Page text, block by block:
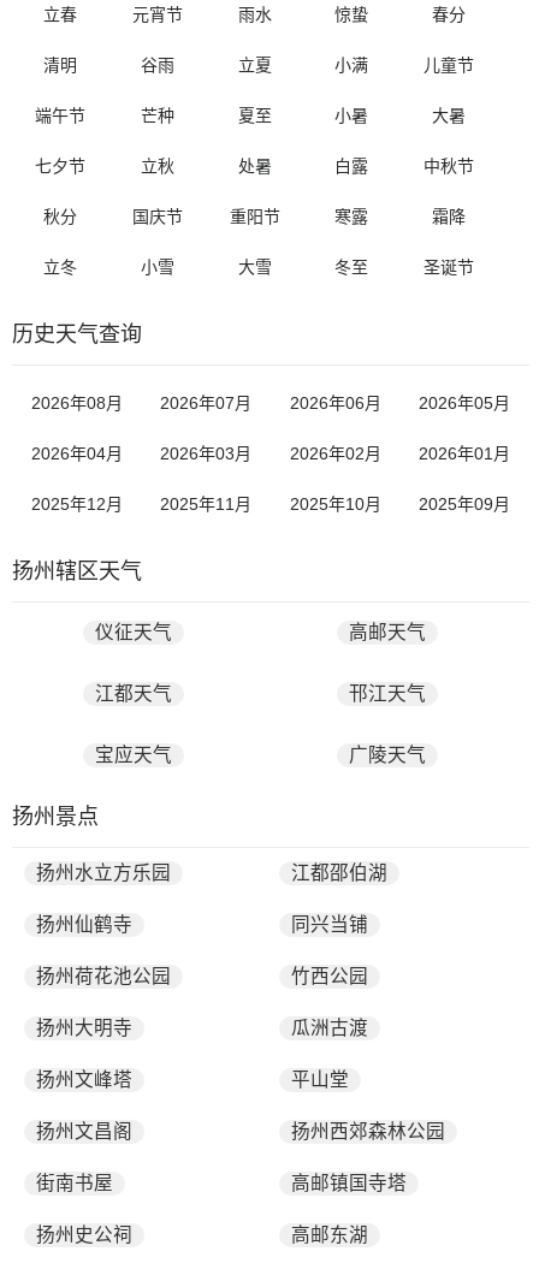
立春 元宵节 雨水 惊蛰 春分
清明 谷雨 立夏 小满 儿童节
端午节 芒种 夏至 小暑 大暑
七夕节 立秋 处暑 白露 中秋节
秋分 国庆节 重阳节 寒露 霜降
立冬 小雪 大雪 冬至 圣诞节
历史天气查询
2026年08月 2026年07月 2026年06月 2026年05月
2026年04月 2026年03月 2026年02月 2026年01月
2025年12月 2025年11月 2025年10月 2025年09月
扬州辖区天气
仪征天气 高邮天气
江都天气 邗江天气
宝应天气 广陵天气
扬州景点
扬州水立方乐园 江都邵伯湖
扬州仙鹤寺 同兴当铺
扬州荷花池公园 竹西公园
扬州大明寺 瓜洲古渡
扬州文峰塔 平山堂
扬州文昌阁 扬州西郊森林公园
街南书屋 高邮镇国寺塔
扬州史公祠 高邮东湖